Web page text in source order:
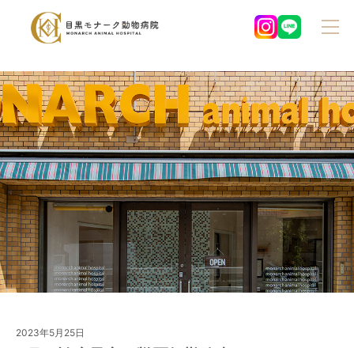
2023年5月25日